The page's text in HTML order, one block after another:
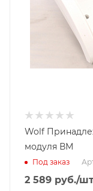
Wolf
модуля ВМ
Под заказ
2 589 руб./